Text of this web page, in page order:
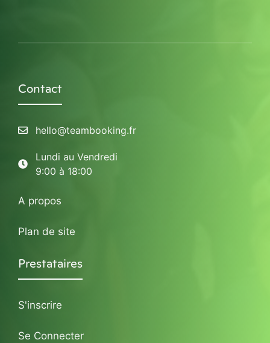
Contact
hello@teambooking.fr
Lundi au Vendredi
9:00 à 18:00
A propos
Plan de site
Prestataires
S'inscrire
Se Connecter